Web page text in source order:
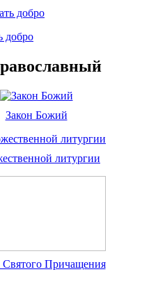
добро
Закон Божий
литургии
Причащения